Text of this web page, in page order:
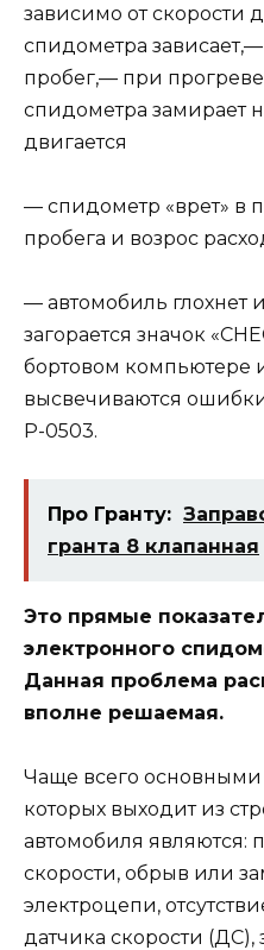
зависимо от скорости
спидометра зависает,—
пробег,— при прогреве
спидометра замирает
двигается
— спидометр «врет» в
пробега и возрос
— автомобиль глохнет
загорается значок
бортовом компьютере
высвечиваются
Р-0503.
Про Гранту:
гранта 8 клапанная
Это прямые
электронного
Данная проблема
вполне решаемая.
Чаще всего
которых выходит из
автомобиля являются:
скорости, обрыв или
электроцепи,
датчика скорости